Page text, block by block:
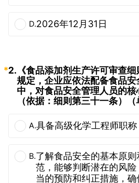
D.2026年12月31日
*2. 《食品添加剂生产许可审查
规定，企业应依法配备食品
中，对食品安全管理人员的核
（依据：细则第三十一条）（
A.具备高级化学工程师职称
B.了解食品安全的基本原
范，能够判断潜在的风
当的预防和纠正措施，